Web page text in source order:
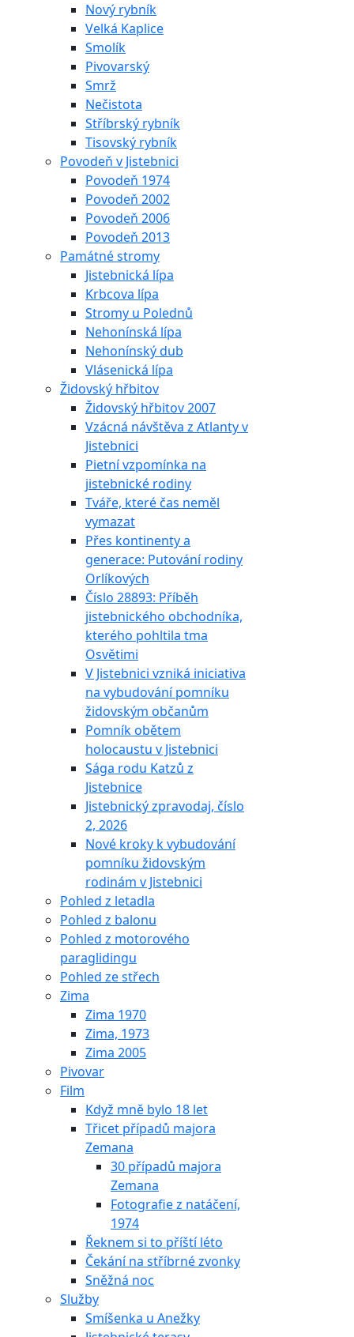
Nový rybník
Velká Kaplice
Smolík
Pivovarský
Smrž
Nečistota
Stříbrský rybník
Tisovský rybník
Povodeň v Jistebnici
Povodeň 1974
Povodeň 2002
Povodeň 2006
Povodeň 2013
Památné stromy
Jistebnická lípa
Krbcova lípa
Stromy u Polednů
Nehonínská lípa
Nehonínský dub
Vlásenická lípa
Židovský hřbitov
Židovský hřbitov 2007
Vzácná návštěva z Atlanty v
Jistebnici
Pietní vzpomínka na
jistebnické rodiny
Tváře, které čas neměl
vymazat
Přes kontinenty a
generace: Putování rodiny
Orlíkových
Číslo 28893: Příběh
jistebnického obchodníka,
kterého pohltila tma
Osvětimi
V Jistebnici vzniká iniciativa
na vybudování pomníku
židovským občanům
Pomník obětem
holocaustu v Jistebnici
Sága rodu Katzů z
Jistebnice
Jistebnický zpravodaj, číslo
2, 2026
Nové kroky k vybudování
pomníku židovským
rodinám v Jistebnici
Pohled z letadla
Pohled z balonu
Pohled z motorového
paraglidingu
Pohled ze střech
Zima
Zima 1970
Zima, 1973
Zima 2005
Pivovar
Film
Když mně bylo 18 let
Třicet případů majora
Zemana
30 případů majora
Zemana
Fotografie z natáčení,
1974
Řeknem si to příští léto
Čekání na stříbrné zvonky
Sněžná noc
Služby
Smíšenka u Anežky